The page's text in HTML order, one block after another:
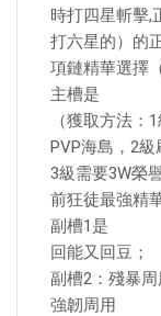
時打四星斬擊,
打六星的）的
項鏈精華選擇
主槽是
（獲取方法：
PVP海島，2級
3級需要3W榮
前狂徒最強精
副槽1是
回能又回豆；
副槽2：殘暴周
強韌周用